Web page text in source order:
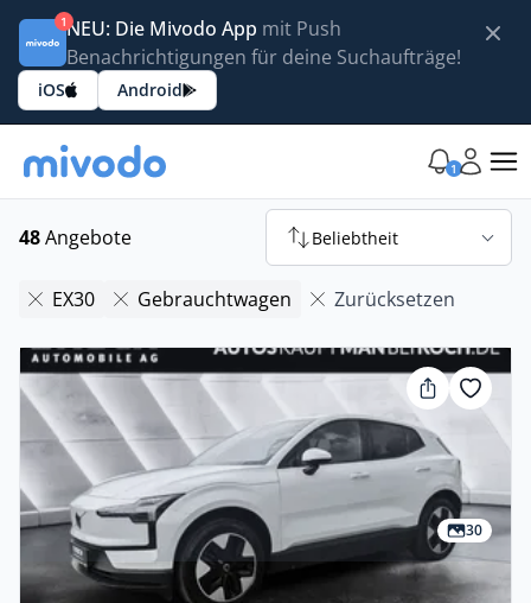
1NEU: Die Mivodo App mit Push
Benachrichtigungen für deine Suchaufträge!
iOS Android
1
48Angebote Beliebtheit
EX30 Gebrauchtwagen Zurücksetzen
30
Privat & Gewerbe